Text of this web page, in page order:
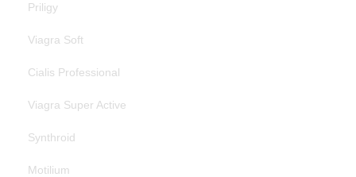
Priligy
Viagra Soft
Cialis Professional
Viagra Super Active
Synthroid
Motilium